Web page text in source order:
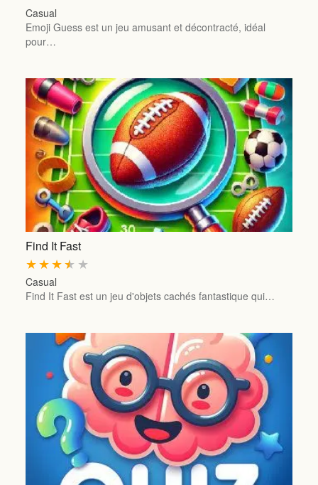
Casual
Emoji Guess est un jeu amusant et décontracté, idéal
pour…
Find It Fast
★
★
★
★
★
Casual
Find It Fast est un jeu d'objets cachés fantastique qui…